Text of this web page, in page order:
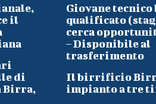
il
di
Birra,
Giovane
qualificato
cerca
– Disponibile al
trasferimento
Il birrificio
impianto a tre